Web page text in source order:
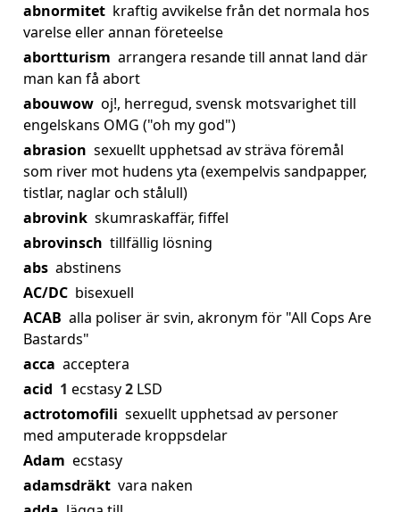
abnormitet kraftig avvikelse från det normala hos
varelse eller annan företeelse
abortturism arrangera resande till annat land där
man kan få abort
abouwow oj!, herregud, svensk motsvarighet till
engelskans OMG ("oh my god")
abrasion sexuellt upphetsad av sträva föremål
som river mot hudens yta (exempelvis sandpapper,
tistlar, naglar och stålull)
abrovink skumraskaffär, fiffel
abrovinsch tillfällig lösning
abs abstinens
AC/DC bisexuell
ACAB alla poliser är svin, akronym för "All Cops Are
Bastards"
acca acceptera
acid 1 ecstasy2 LSD
actrotomofili sexuellt upphetsad av personer
med amputerade kroppsdelar
Adam ecstasy
adamsdräkt vara naken